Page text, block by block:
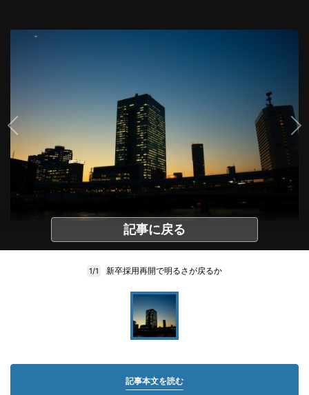
記事に戻る
1/1 新卒採用再開で明るさが戻るか
記事本文を読む